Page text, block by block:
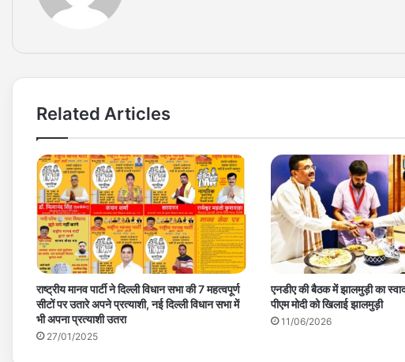
Related Articles
राष्ट्रीय मानव पार्टी ने दिल्ली विधान सभा की 7 महत्वपूर्ण
सीटों पर उतारे अपने प्रत्याशी, नई दिल्ली विधान सभा में
भी अपना प्रत्याशी उतरा
27/01/2025
एनडीए की बैठक में झालमुड़ी का
पीएम मोदी को खिलाई झालमुड़ी
11/06/2026